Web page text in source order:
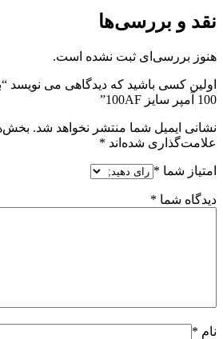
نقد و بررسی‌ها
هنوز بررسی‌ای ثبت نشده است.
100 آمپر سایز 100AF”
نشانی ایمیل شما منتشر نخواهد شد.
علامت‌گذاری شده‌اند *
امتیاز شما *
دیدگاه شما *
نام *